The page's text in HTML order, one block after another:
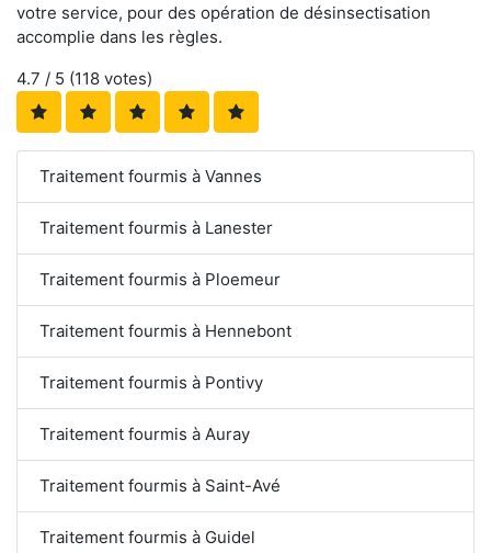
votre service, pour des opération de désinsectisation
accomplie dans les règles.
4.7 / 5 (118 votes)
Traitement fourmis à Vannes
Traitement fourmis à Lanester
Traitement fourmis à Ploemeur
Traitement fourmis à Hennebont
Traitement fourmis à Pontivy
Traitement fourmis à Auray
Traitement fourmis à Saint-Avé
Traitement fourmis à Guidel